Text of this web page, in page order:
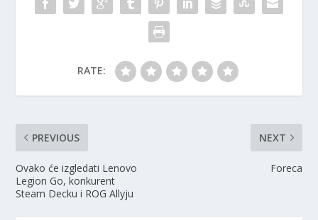
RATE:
PREVIOUS
Ovako će izgledati Lenovo
Legion Go, konkurent
Steam Decku i ROG Allyju
NEXT
Foreca